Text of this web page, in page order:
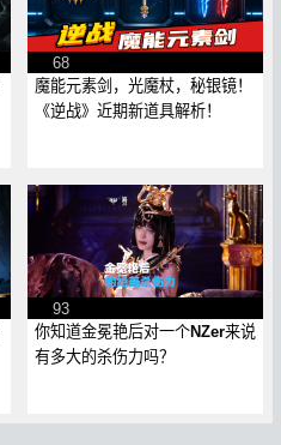
68
魔能元素剑，光魔杖，秘银镜！
《逆战》近期新道具解析！
93
你知道金冕艳后对一个NZer来说
有多大的杀伤力吗？